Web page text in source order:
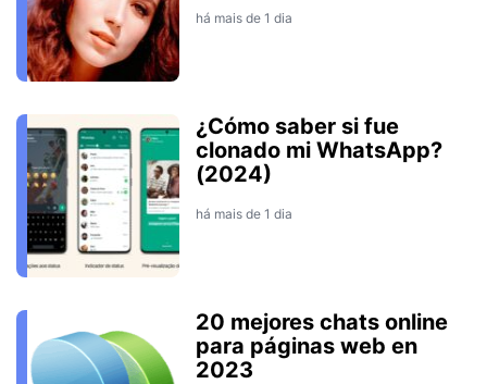
há mais de 1 dia
¿Cómo saber si fue
clonado mi WhatsApp?
(2024)
há mais de 1 dia
20 mejores chats online
para páginas web en
2023